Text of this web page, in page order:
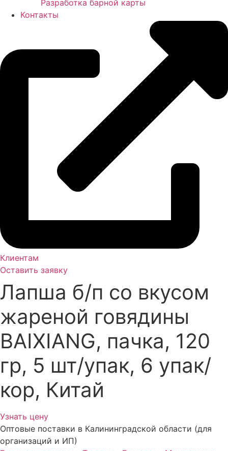
Разработка барной карты
Контакты
Клиентам
Оставить заявку
Лапша б/п со вкусом
жареной говядины
BAIXIANG, пачка, 120
гр, 5 шт/упак, 6 упак/
кор, Китай
Узнать цену
Оптовые поставки в Калининградской области (для
организаций и ИП)